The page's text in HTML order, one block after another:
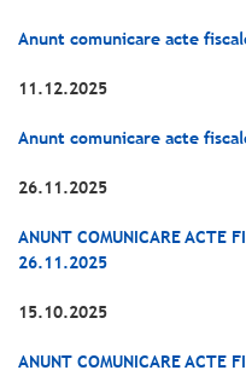
Anunt comunicare acte
11.12.2025
Anunt comunicare acte
26.11.2025
ANUNT COMUNICARE ACTE
26.11.2025
15.10.2025
ANUNT COMUNICARE ACTE